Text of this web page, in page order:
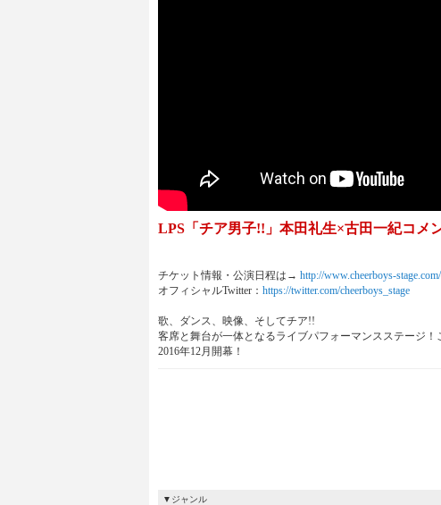
LPS「チア男子!!」本田礼生×古田一紀コメ
チケット情報・公演日程は→ http://www.cheerboys-stage.com/
オフィシャルTwitter： https://twitter.com/cheerboys_stage
歌、ダンス、映像、そしてチア!!
客席と舞台が一体となるライブパフォーマンスステージ！
2016年12月開幕！
ジャンル